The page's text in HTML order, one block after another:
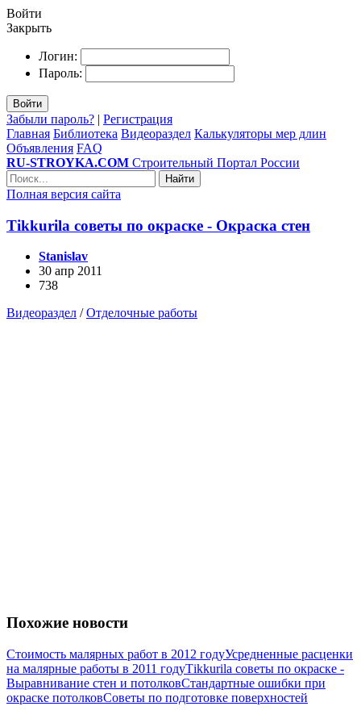
Войти
Закрыть
Логин:
Пароль:
Войти
Забыли пароль? | Регистрация
Главная Библиотека Видеораздел Калькуляторы мер длин
Объявления FAQ
RU-STROYKA.COM Строительный Портал России
Найти
Полная версия сайта
Тikkurila советы по окраске - Окраска стен
Stanislav
30 апр 2011
738
Видеораздел /Отделочные работы
Похожие новости
Стоимость малярных работ в 2012 годуУсредненные расценки
на малярные работы в 2011 годуТikkurila советы по окраске -
Выравнивание стен и потолковСтандартные ошибки при
окраске потолковСоветы по подготовке поверхностей